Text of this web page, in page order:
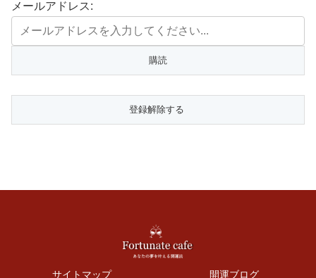
メールアドレス:
サイトマップ 開運ブログ